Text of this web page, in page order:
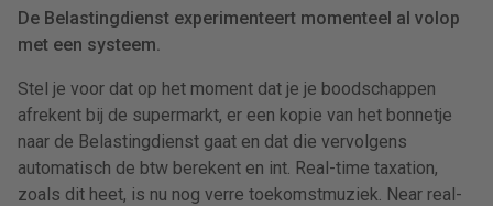
De Belastingdienst experimenteert momenteel al volop
met een systeem.
Stel je voor dat op het moment dat je je boodschappen
afrekent bij de supermarkt, er een kopie van het bonnetje
naar de Belastingdienst gaat en dat die vervolgens
automatisch de btw berekent en int. Real-time taxation,
zoals dit heet, is nu nog verre toekomstmuziek. Near real-